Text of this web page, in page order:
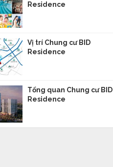
Residence
Vị trí Chung cư BID
Residence
Tổng quan Chung cư BID
Residence